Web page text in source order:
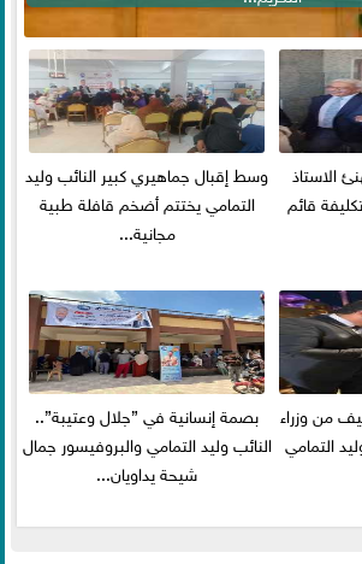
الاستاذ
قائم
وسط إقبال جماهيري كبير النائب وليد
التمامي يختتم أضخم قافلة طبية
مجانية...
من وزراء
التمامي
بصمة إنسانية في ”جلال وعتيبة”..
النائب وليد التمامي والبروفيسور جمال
شيحة يداويان...